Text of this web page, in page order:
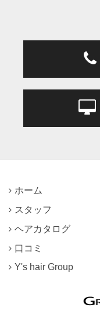
ホーム
スタッフ
ヘアカタログ
口コミ
Y's hair Group